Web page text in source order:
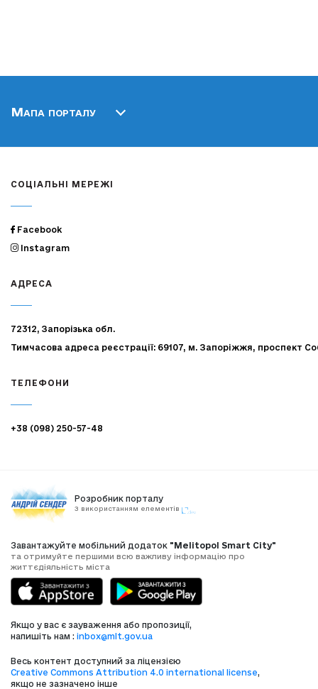
Мапа порталу
СОЦІАЛЬНІ МЕРЕЖІ
Facebook
Instagram
АДРЕСА
72312, Запорізька обл.
Тимчасова адреса реєстрації: 69107, м. Запоріжжя, проспект
ТЕЛЕФОНИ
+38 (098) 250-57-48
Розробник порталу
З використанням елементів
Завантажуйте мобільний додаток "Melitopol Smart City"
та отримуйте першими всю важливу інформацію про
життєдіяльність міста
Якщо у вас є зауваження або пропозиції,
напишіть нам : inbox@mlt.gov.ua
Весь контент доступний за ліцензією
Creative Commons Attribution 4.0 international license,
якщо не зазначено інше